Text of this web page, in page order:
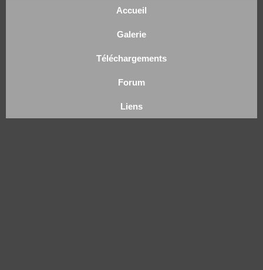
Accueil
Galerie
Téléchargements
Forum
Liens